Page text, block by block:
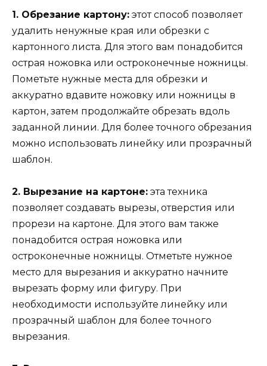
1. Обрезание картону: этот способ позволяет
удалить ненужные края или обрезки с
картонного листа. Для этого вам понадобится
острая ножовка или остроконечные ножницы.
Пометьте нужные места для обрезки и
аккуратно вдавите ножовку или ножницы в
картон, затем продолжайте обрезать вдоль
заданной линии. Для более точного обрезания
можно использовать линейку или прозрачный
шаблон.
2. Вырезание на картоне: эта техника
позволяет создавать вырезы, отверстия или
прорези на картоне. Для этого вам также
понадобится острая ножовка или
остроконечные ножницы. Отметьте нужное
место для вырезания и аккуратно начните
вырезать форму или фигуру. При
необходимости используйте линейку или
прозрачный шаблон для более точного
вырезания.